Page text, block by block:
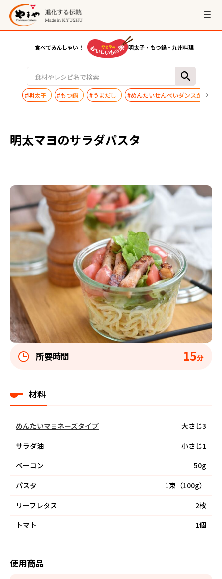
食べてみんしゃい！ 明太子・もつ鍋・九州料理
#明太子 #もつ鍋 #うまだし #めんたいせんべいダンス踊ってみ
明太マヨのサラダパスタ
所要時間 15分
材料
めんたいマヨネーズタイプ
大さじ3
サラダ油
小さじ1
ベーコン
50g
パスタ
1束（100g）
リーフレタス
2枚
トマト
1個
使用商品